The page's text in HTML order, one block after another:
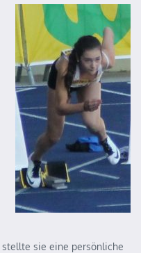
sie eine persönliche